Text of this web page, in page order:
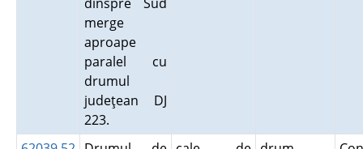
merge
aproape
paralel cu
drumul
judeţean DJ
223.